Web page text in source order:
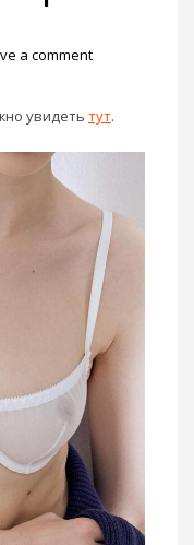
a comment
увидеть тут.